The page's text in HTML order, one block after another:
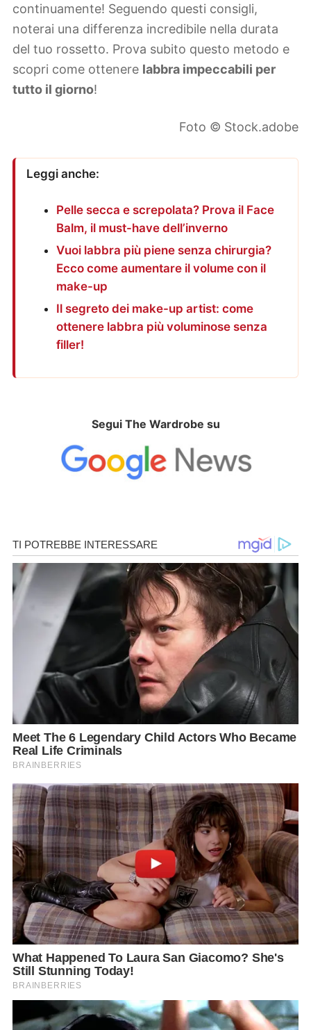
continuamente! Seguendo questi consigli,
noterai una differenza incredibile nella durata
del tuo rossetto. Prova subito questo metodo e
scopri come ottenere labbra impeccabili per
tutto il giorno!
Foto © Stock.adobe
Leggi anche:
Pelle secca e screpolata? Prova il Face
Balm, il must-have dell’inverno
Vuoi labbra più piene senza chirurgia?
Ecco come aumentare il volume con il
make-up
Il segreto dei make-up artist: come
ottenere labbra più voluminose senza
filler!
Segui The Wardrobe su